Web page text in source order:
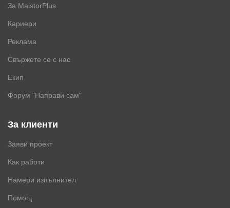
За MaistorPlus
Кариери
Реклама
Свържете се с нас
Екип
Форум "Направи сам"
За клиенти
Заяви проект
Как работи
Намери изпълнител
Помощ